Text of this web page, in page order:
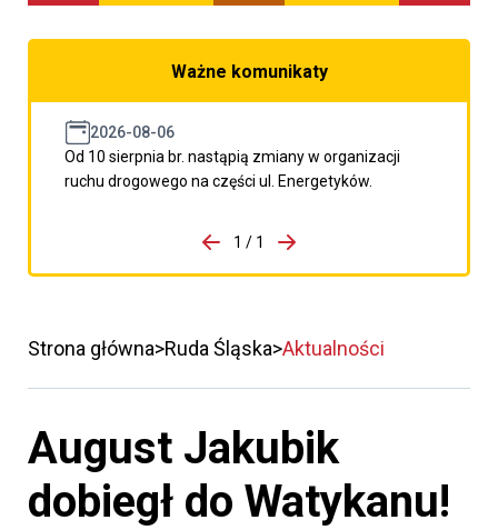
Ważne komunikaty
2026-08-06
Od 10 sierpnia br. nastąpią zmiany w organizacji
ruchu drogowego na części ul. Energetyków.
porzpedniego komunikatu
1 / 1
Przejdź do następnego
Strona główna Ruda Śląska Aktualności
August Jakubik
dobiegł do Watykanu!